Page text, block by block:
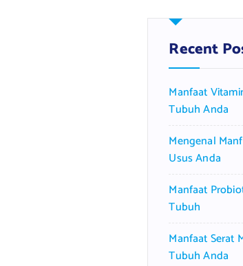
h
f
o
:
Recent
Manfaat
Tubuh Anda
Mengenal
Usus Anda
Manfaat
Tubuh
Manfaat Serat
Tubuh Anda